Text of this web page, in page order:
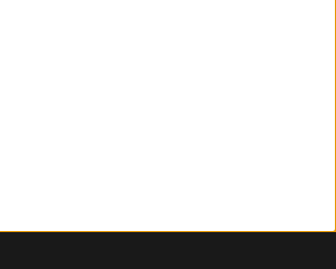
Designed & Developed bySleed